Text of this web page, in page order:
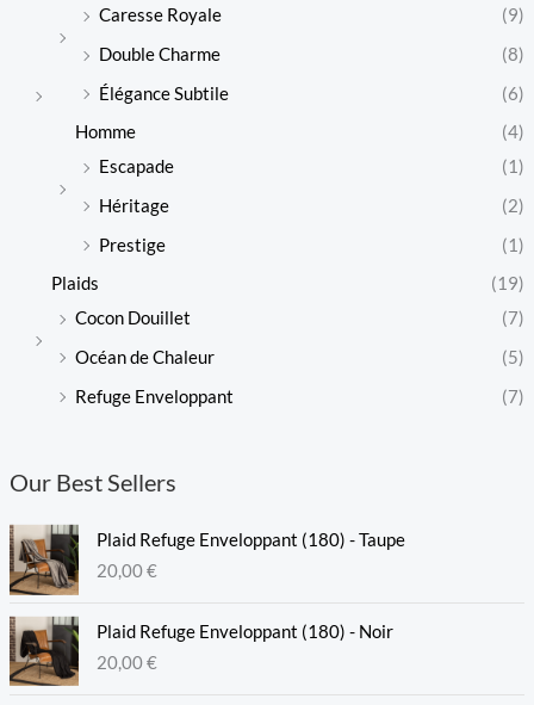
Caresse Royale
(9)
Double Charme
(8)
Élégance Subtile
(6)
Homme
(4)
Escapade
(1)
Héritage
(2)
Prestige
(1)
Plaids
(19)
Cocon Douillet
(7)
Océan de Chaleur
(5)
Refuge Enveloppant
(7)
Our Best Sellers
Plaid Refuge Enveloppant (180) - Taupe
20,00€
Plaid Refuge Enveloppant (180) - Noir
20,00€